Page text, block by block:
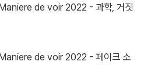
de voir 2022 - 과학, 거짓
de voir 2022 - 페이크 소